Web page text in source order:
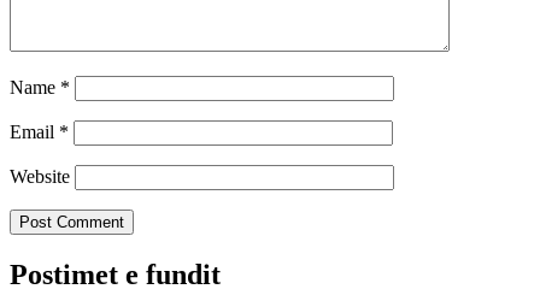
Name *
Email *
Website
Postimet e fundit